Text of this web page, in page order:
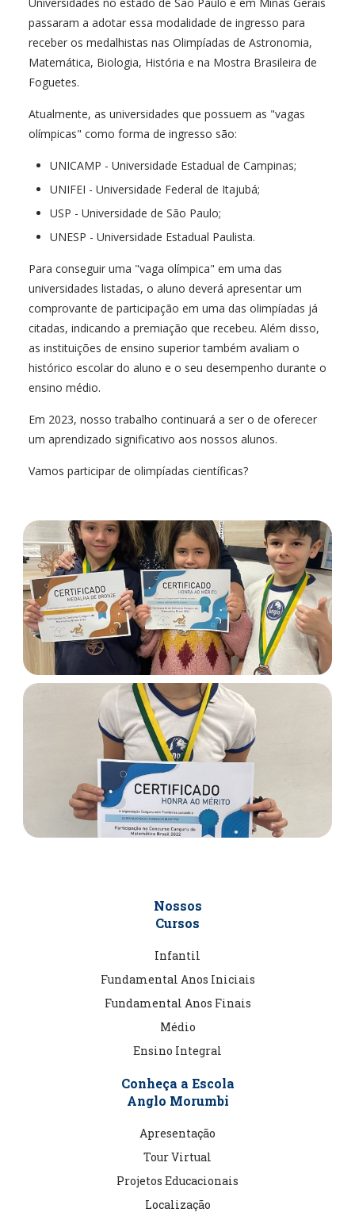
passaram a adotar essa modalidade de ingresso para
receber os medalhistas nas Olimpíadas de Astronomia,
Matemática, Biologia, História e na Mostra Brasileira de
Foguetes.
Atualmente, as universidades que possuem as "vagas
olímpicas" como forma de ingresso são:
UNICAMP - Universidade Estadual de Campinas;
UNIFEI - Universidade Federal de Itajubá;
USP - Universidade de São Paulo;
UNESP - Universidade Estadual Paulista.
Para conseguir uma "vaga olímpica" em uma das
universidades listadas, o aluno deverá apresentar um
comprovante de participação em uma das olimpíadas já
citadas, indicando a premiação que recebeu. Além disso,
as instituições de ensino superior também avaliam o
histórico escolar do aluno e o seu desempenho durante o
ensino médio.
Em 2023, nosso trabalho continuará a ser o de oferecer
um aprendizado significativo aos nossos alunos.
Vamos participar de olimpíadas científicas?
Nossos
Cursos
Infantil
Fundamental Anos Iniciais
Fundamental Anos Finais
Médio
Ensino Integral
Conheça a Escola
Anglo Morumbi
Apresentação
Tour Virtual
Projetos Educacionais
Localização